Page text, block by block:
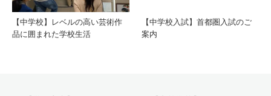
【中学校】レベルの高い芸術作
品に囲まれた学校生活
【中学校入試】首都圏入試のご
案内